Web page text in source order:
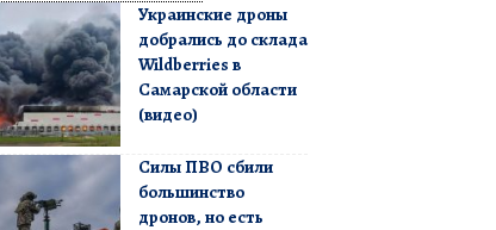
Украинские дроны
добрались до склада
Wildberries в
Самарской области
(видео)
Силы ПВО сбили
большинство
дронов, но есть